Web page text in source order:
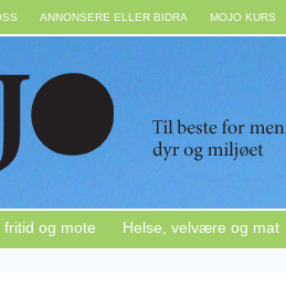
ANNONSERE ELLER BIDRA MOJO KURS
fritid og mote Helse, velvære og mat